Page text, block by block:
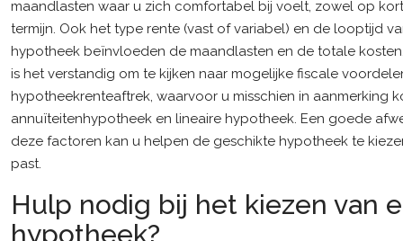
maandlasten waar u zich comfortabel bij voelt, zowel op
termijn. Ook het type rente (vast of variabel) en de looptijd
hypotheek beïnvloeden de maandlasten en de totale
is het verstandig om te kijken naar mogelijke fiscale
hypotheekrenteaftrek, waarvoor u misschien in aanmerking
annuïteitenhypotheek en lineaire hypotheek. Een goede
deze factoren kan u helpen de geschikte hypotheek te
past.
Hulp nodig bij het kiezen van
hypotheek?